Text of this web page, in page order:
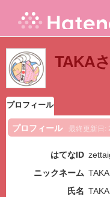
TAKA
プロフィール
プロフィール 最終更新日:
はてなID
ニックネーム TAKA
氏名 TAKA